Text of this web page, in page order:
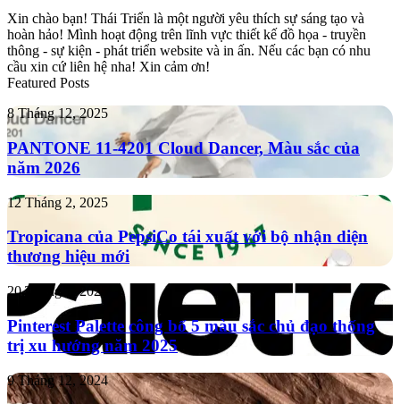
Xin chào bạn! Thái Triển là một người yêu thích sự sáng tạo và
hoàn hảo! Mình hoạt động trên lĩnh vực thiết kế đồ họa - truyền
thông - sự kiện - phát triển website và in ấn. Nếu các bạn có nhu
cầu xin cứ liên hệ nha! Xin cảm ơn!
Featured Posts
PANTONE
11-
4201
Cloud
Dancer,
Màu
sắc
năm
2026
8 Tháng 12, 2025
PANTONE 11-4201 Cloud Dancer, Màu sắc của
năm 2026
Tropicana
PepsiCo
tái
xuất
bộ
nhận
diện
thương
mới
12 Tháng 2, 2025
Tropicana của PepsiCo tái xuất với bộ nhận diện
thương hiệu mới
Pinterest
Palette
công
bố
5
màu
sắc
20 Tháng 1, 2025
Pinterest Palette công bố 5 màu sắc chủ đạo thống
trị xu hướng năm 2025
Màu
của
9 Tháng 12, 2024